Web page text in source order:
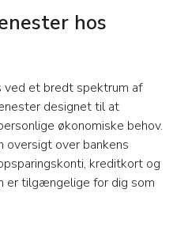
hos
ved et bredt spektrum af
designet til at
økonomiske behov.
oversigt over bankens
kreditkort og
er tilgængelige for dig som